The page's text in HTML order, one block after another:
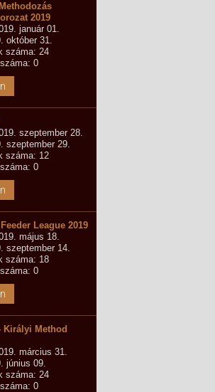
2019
január 01.
október 31.
száma: 24
0
szeptember 28.
szeptember 29.
száma: 12
0
League 2019
május 18.
szeptember 14.
száma: 18
0
Királyi Method
március 31.
június 09.
száma: 24
0